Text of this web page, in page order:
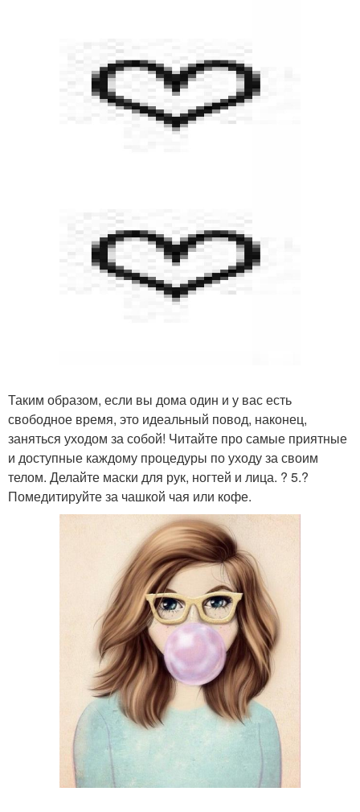
Таким образом, если вы дома один и у вас есть
свободное время, это идеальный повод, наконец,
заняться уходом за собой! Читайте про самые приятные
и доступные каждому процедуры по уходу за своим
телом. Делайте маски для рук, ногтей и лица. ? 5.?
Помедитируйте за чашкой чая или кофе.